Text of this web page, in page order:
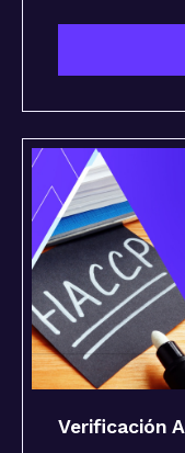
Verificación